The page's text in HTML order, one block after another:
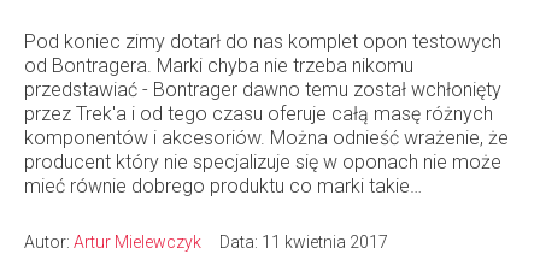
Pod koniec zimy dotarł do nas komplet opon testowych
od Bontragera. Marki chyba nie trzeba nikomu
przedstawiać - Bontrager dawno temu został wchłonięty
przez Trek'a i od tego czasu oferuje całą masę różnych
komponentów i akcesoriów. Można odnieść wrażenie, że
producent który nie specjalizuje się w oponach nie może
mieć równie dobrego produktu co marki takie…
Autor: Artur Mielewczyk Data: 11 kwietnia 2017